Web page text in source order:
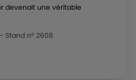
devenait une véritable
Stand n° 2608